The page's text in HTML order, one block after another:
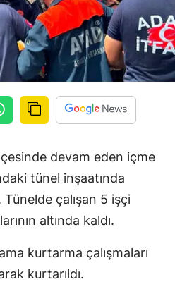
devam eden içme
tünel inşaatında
çalışan 5 işçi
altında kaldı.
kurtarma çalışmaları
kurtarıldı.